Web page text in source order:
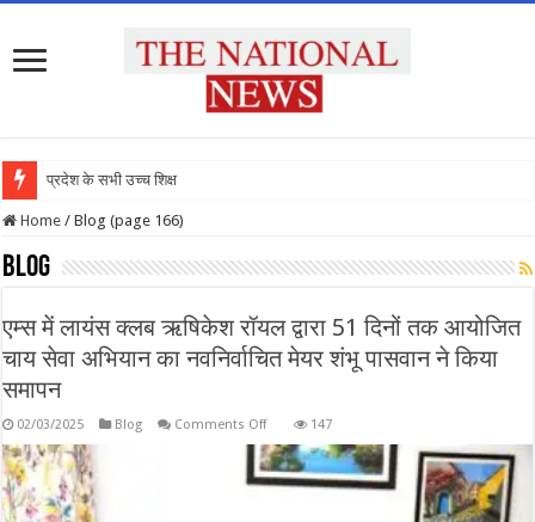
प्रदेश के सभी उच्च शिक्षण संस्थानों
Home / Blog (page 166)
Blog
एम्स में लायंस क्लब ऋषिकेश रॉयल द्वारा 51 दिनों तक आयोजित
चाय सेवा अभियान का नवनिर्वाचित मेयर शंभू पासवान ने किया
समापन
02/03/2025 Blog Comments Offon
में
लायंस
क्लब
147